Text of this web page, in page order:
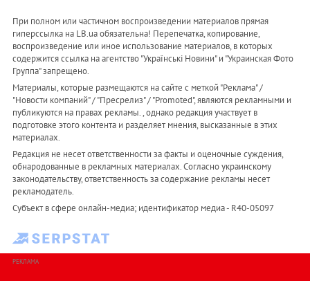
При полном или частичном воспроизведении материалов прямая
гиперссылка на LB.ua обязательна! Перепечатка, копирование,
воспроизведение или иное использование материалов, в которых
содержится ссылка на агентство "Українськi Новини" и "Украинская Фото
Группа" запрещено.
Материалы, которые размещаются на сайте с меткой "Реклама" /
"Новости компаний" / "Пресрелиз" / "Promoted", являются рекламными и
публикуются на правах рекламы. , однако редакция участвует в
подготовке этого контента и разделяет мнения, высказанные в этих
материалах.
Редакция не несет ответственности за факты и оценочные суждения,
обнародованные в рекламных материалах. Согласно украинскому
законодательству, ответственность за содержание рекламы несет
рекламодатель.
Субъект в сфере онлайн-медиа; идентификатор медиа - R40-05097
РЕКЛАМА